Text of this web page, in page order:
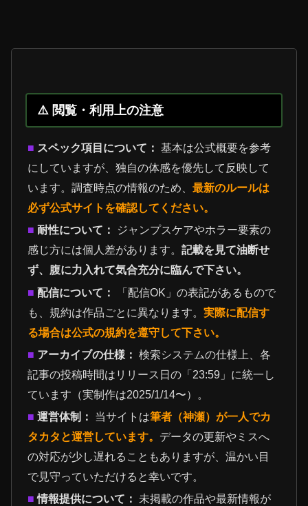
⚠️ 閲覧・利用上の注意
■ スペック項目について： 基本は公式概要を参考
にしていますが、独自の体感を優先して反映して
います。調査時点の情報のため、最新のルールは
必ず公式サイトを確認してください。
■ 耐性について：
ジャンプスケアやホラー要素の
感じ方には個人差があります。記載を見て油断せ
ず、腹に力入れて気合充分に臨んで下さい。
■ 配信について：
「配信OK」の表記があるもので
も、規約は作品ごとに異なります。実際に配信す
る場合は公式の規約を遵守して下さい。
■ アーカイブの仕様： 検索システムの仕様上、各
記事の投稿時間はリリース日の「23:59」に統一し
ています（実制作は2025/1/14〜）。
■ 運営体制： 当サイトは筆者（神瀬）が一人でカ
タカタと運営しています。 データの更新やミスへ
の対応が少し遅れることもありますが、温かい目
で見守っていただけると幸いです。
■ 情報提供について：
未掲載の作品や最新情報が